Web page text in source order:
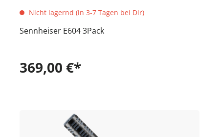
Nicht lagernd (in 3-7 Tagen bei Dir)
Sennheiser E604 3Pack
369,00 €*